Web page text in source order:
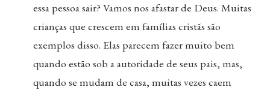
essa pessoa sair? Vamos nos afastar de Deus. Muitas
crianças que crescem em famílias cristãs são
exemplos disso. Elas parecem fazer muito bem
quando estão sob a autoridade de seus pais, mas,
quando se mudam de casa, muitas vezes caem